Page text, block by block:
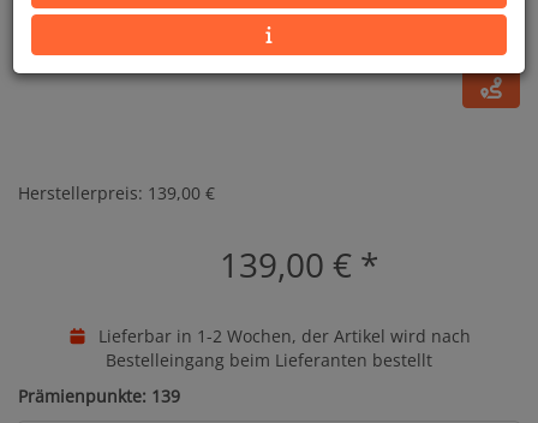
Herstellerpreis: 139,00 €
139,00 € *
Lieferbar in 1-2 Wochen, der Artikel wird nach
Bestelleingang beim Lieferanten bestellt
Prämienpunkte: 139